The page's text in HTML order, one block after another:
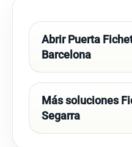
Abrir Puerta
Barcelona
Más soluciones
Segarra